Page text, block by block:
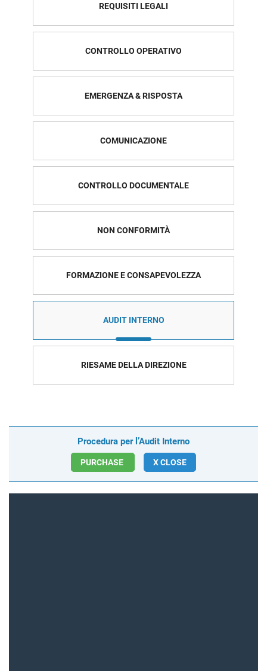
REQUISITI LEGALI
CONTROLLO OPERATIVO
EMERGENZA & RISPOSTA
COMUNICAZIONE
CONTROLLO DOCUMENTALE
NON CONFORMITÀ
FORMAZIONE E CONSAPEVOLEZZA
AUDIT INTERNO
RIESAME DELLA DIREZIONE
Procedura per l’Audit Interno
PURCHASE X CLOSE